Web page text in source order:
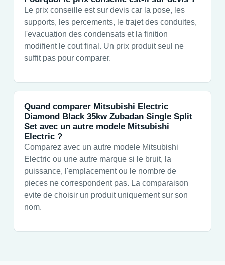
Le prix conseille est sur devis car la pose, les
supports, les percements, le trajet des conduites,
l'evacuation des condensats et la finition
modifient le cout final. Un prix produit seul ne
suffit pas pour comparer.
Quand comparer Mitsubishi Electric
Diamond Black 35kw Zubadan Single Split
Set avec un autre modele Mitsubishi
Electric ?
Comparez avec un autre modele Mitsubishi
Electric ou une autre marque si le bruit, la
puissance, l'emplacement ou le nombre de
pieces ne correspondent pas. La comparaison
evite de choisir un produit uniquement sur son
nom.